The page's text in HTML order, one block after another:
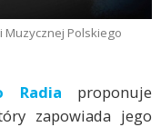
Muzycznej Polskiego
Radia proponuje
zapowiada jego